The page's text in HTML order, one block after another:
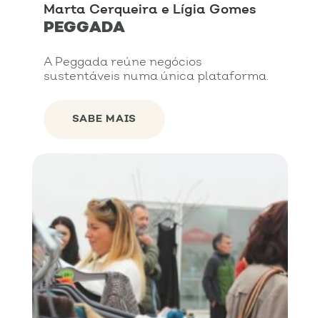
Marta Cerqueira e Lígia Gomes
PEGGADA
A Peggada reúne negócios
sustentáveis numa única plataforma.
SABE MAIS